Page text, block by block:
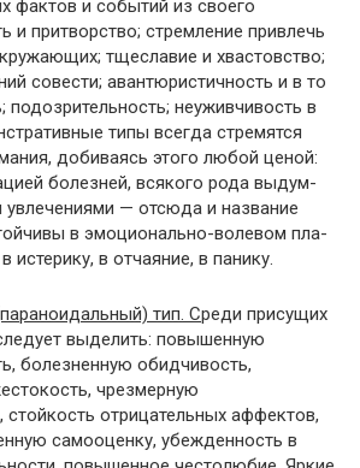
фактов и событий из своего
и притворство; стремление привлечь
тщеславие и хвастовст­во;
совести; авантюристичность и в то
подозрительность; неуживчивость в
типы всегда стремятся
добиваясь этого любой ценой:
болезней, всякого рода выдум­
— отсюда и название
в эмоционально-волевом пла­
истерику, в отчаяние, в панику.
тип. Среди при­сущих
выделить: повышенную
болезненную обидчивость,
чрезмерную
стой­кость отрицательных аффектов,
самооценку, убежденность в